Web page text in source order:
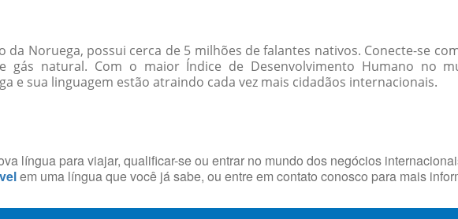
da Noruega, possui cerca de 5 milhões de falantes nativos. Conecte-se
gás natural. Com o maior Índice de Desenvolvimento Humano no
e sua linguagem estão atraindo cada vez mais cidadãos internacionais.
língua para viajar, qualificar-se ou entrar no mundo dos negócios
em uma língua que você já sabe, ou entre em contato conosco para mais